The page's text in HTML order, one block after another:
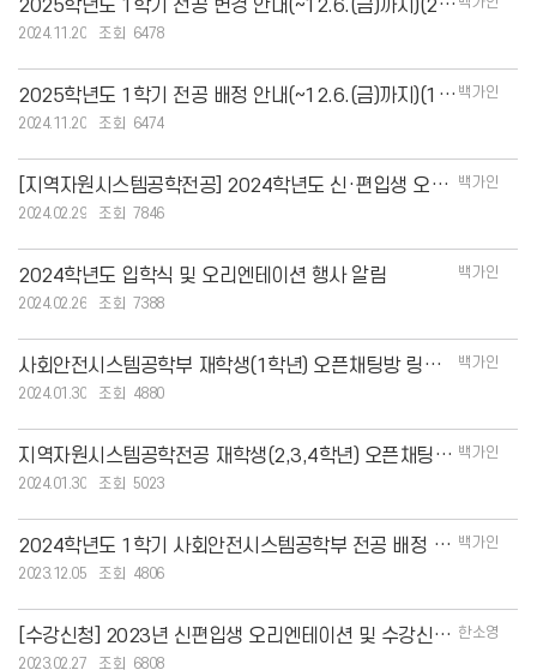
2025학년도 1학기 전공 변경 안내(~12.6.(금)까지)(2학년 이상)
2024.11.20
6478
2025학년도 1학기 전공 배정 안내(~12.6.(금)까지)(1학년) 백가인
2024.11.20
6474
[지역자원시스템공학전공] 2024학년도 신·편입생 오리엔테이션 자료
백가인
2024.02.29
7846
2024학년도 입학식 및 오리엔테이션 행사 알림
백가인
2024.02.26
7388
사회안전시스템공학부 재학생(1학년) 오픈채팅방 링크 안내
백가인
2024.01.30
4880
지역자원시스템공학전공 재학생(2,3,4학년) 오픈채팅방 링크 안내 백가인
2024.01.30
5023
2024학년도 1학기 사회안전시스템공학부 전공 배정 계획 안내 백가인
2023.12.05
4806
[수강신청] 2023년 신편입생 오리엔테이션 및 수강신청 동영상 가이드 한소영
2023.02.27
6808